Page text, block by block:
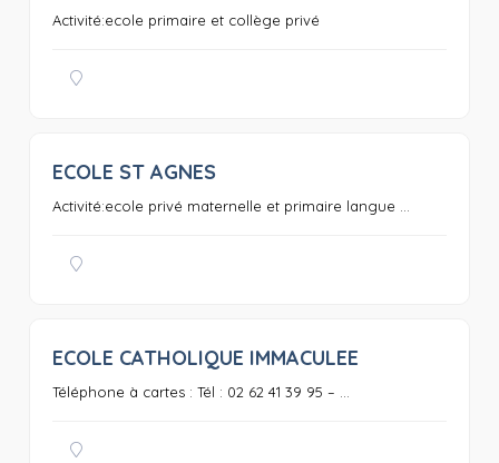
Activité:ecole primaire et collège privé
ECOLE ST AGNES
Activité:ecole privé maternelle et primaire langue ...
ECOLE CATHOLIQUE IMMACULEE
Téléphone à cartes : Tél : 02 62 41 39 95 – ...